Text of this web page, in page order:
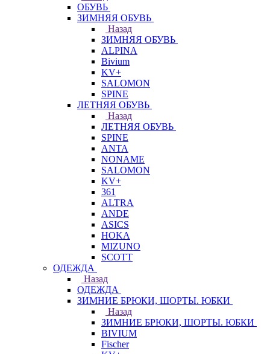
ОБУВЬ
ЗИМНЯЯ ОБУВЬ
Назад
ЗИМНЯЯ ОБУВЬ
ALPINA
Bivium
KV+
SALOMON
SPINE
ЛЕТНЯЯ ОБУВЬ
Назад
ЛЕТНЯЯ ОБУВЬ
SPINE
ANTA
NONAME
SALOMON
KV+
361
ALTRA
ANDE
ASICS
HOKA
MIZUNO
SCOTT
ОДЕЖДА
Назад
ОДЕЖДА
ЗИМНИЕ БРЮКИ, ШОРТЫ. ЮБКИ
Назад
ЗИМНИЕ БРЮКИ, ШОРТЫ. ЮБКИ
BIVIUM
Fischer